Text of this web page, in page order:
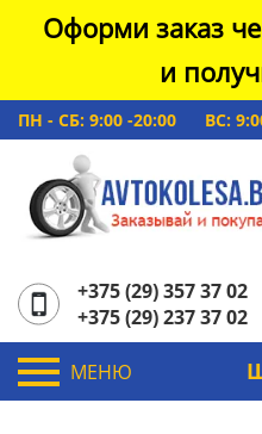
Оформи заказ
и
ПН - СБ: 9:00 -20:00 ВС:
+375 (29) 357 37 02
+375 (29) 237 37 02
МЕНЮ